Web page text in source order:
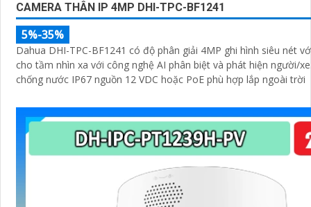
CAMERA THÂN IP 4MP DHI-TPC-BF1241
5%-35%
Dahua DHI-TPC-BF1241 có độ phân giải 4MP ghi hình siêu nét
cho tầm nhìn xa với công nghệ AI phân biệt và phát hiện người/xe. Khả
chống nước IP67 nguồn 12 VDC hoặc PoE phù hợp lắp ngoài trời